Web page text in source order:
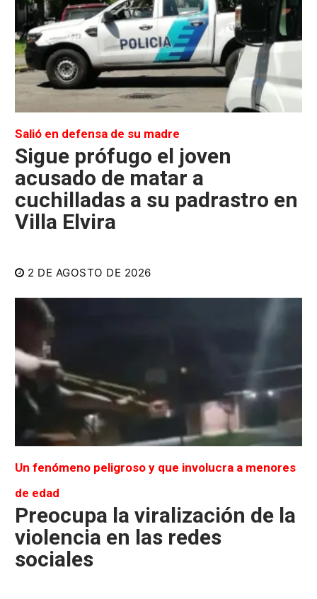
Salió en defensa de su madre
Sigue prófugo el joven
acusado de matar a
cuchilladas a su padrastro en
Villa Elvira
2 DE AGOSTO DE 2026
Un fenómeno peligroso y que involucra a menores
de edad
Preocupa la viralización de la
violencia en las redes
sociales